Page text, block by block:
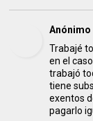
Anónimo
Trabajé
en el
trabajó
tiene
exentos
pagarlo